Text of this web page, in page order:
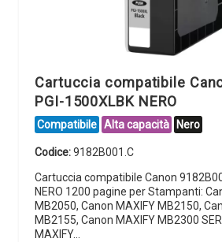
Cartuccia compatibile
PGI-1500XLBK NERO
Compatibile Alta capacità Nero
Codice:9182B001.C
Cartuccia compatibile Canon
NERO 1200 pagine per Stampanti:
MB2050, Canon MAXIFY MB2150,
MB2155, Canon MAXIFY MB2300
MAXIFY…